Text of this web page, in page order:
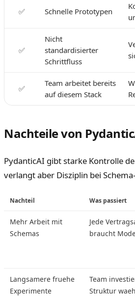
✅ Schnelle Prototypen
✅
Nicht
standardisierter
Schrittfluss
✅
Team arbeitet bereits
auf diesem Stack
Nachteile von
PydanticAI gibt starke Kontrolle
verlangt aber Disziplin bei
Nachteil Was passiert
Mehr Arbeit mit
Schemas
Jede
braucht
Langsamere fruehe
Experimente
Team
Struktur